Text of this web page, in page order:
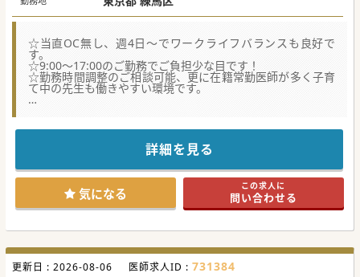
☆当直OC無し、週4日～でワークライフバランスも良好で
す。
☆9:00～17:00のご勤務でご負担少な目です！
☆勤務時間調整のご相談可能、更に在籍常勤医師が多く子育
て中の先生も働きやすい環境です。
患を中心とした約30床の病棟管理を担当していただきます。
■誤嚥性肺炎や尿路感染症などの患者様に対し、多角的なア
プローチで一人ひとりに寄り添った医療を提供いたします。
■救急対応は発生しないため、目の前の患者様やご家族とじ
っくり向き合いながら丁寧な個別診療に専念できます。
【募集背景】
■約半世紀以上にわたり地域医療を支えてきた歴史を持ち、
■地域密着型の包括ケアを強化し、患者様の多角的なニーズ
に柔軟に対応できるよう体制強化の為の募集となります。
■子育て世代をはじめ多様なライフスタイルを持つ医師が活
躍できるよう、複数人体制を構築する為の募集です。
詳細を見る
気になる この求人に
問い合わせる
更新日 : 2026-08-06 医師求人ID : 731384